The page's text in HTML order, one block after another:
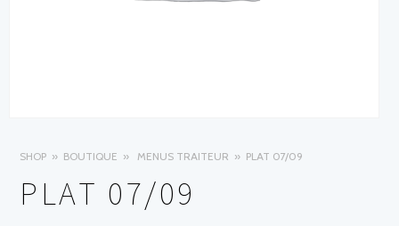
SHOP BOUTIQUE MENUS TRAITEUR PLAT 07/09
PLAT 07/09